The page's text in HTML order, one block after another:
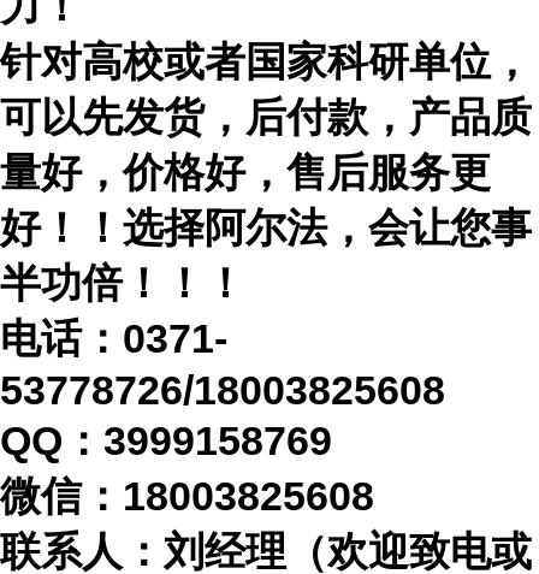
针对高校或者国家科研单位，
可以先发货，后付款，产品质
量好，价格好，售后服务更
好！！选择阿尔法，会让您事
半功倍！！！
电话： 0371-
53778726/18003825608
QQ：3999158769
微信： 18003825608
联系人：刘经理（欢迎致电或